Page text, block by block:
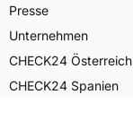
Presse
Unternehmen
CHECK24 Österreich
CHECK24 Spanien